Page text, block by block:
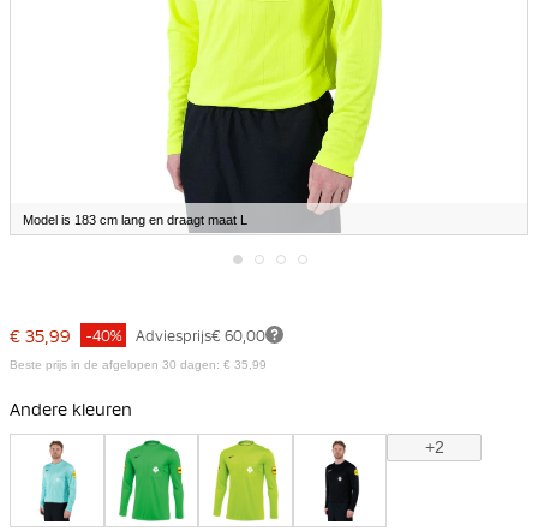
Model is 183 cm lang en draagt maat L
begin
van
gallerij
€ 35,99 Adviesprijs€ 60,00
-40%
Beste prijs in de afgelopen 30 dagen: € 35,99
Andere kleuren
+2